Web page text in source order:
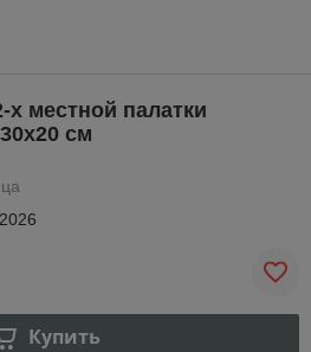
местной палатки
см
Купить